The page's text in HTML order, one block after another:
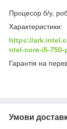
Процесор б/у,
Характеристики:
https://
ntel-core-i5-
Гарантія на
Умови